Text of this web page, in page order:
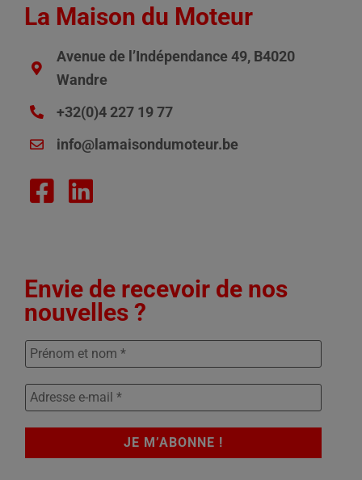
La Maison du Moteur
Avenue de l’Indépendance 49, B4020
Wandre
+32(0)4 227 19 77
info@lamaisondumoteur.be
Envie de recevoir de nos
nouvelles ?